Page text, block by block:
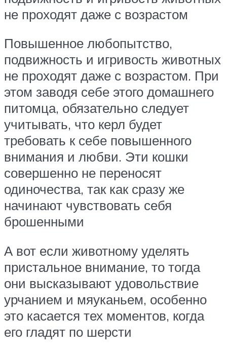
не проходят даже с возрастом
Повышенное любопытство,
подвижность и игривость животных
не проходят даже с возрастом. При
этом заводя себе этого домашнего
питомца, обязательно следует
учитывать, что керл будет
требовать к себе повышенного
внимания и любви. Эти кошки
совершенно не переносят
одиночества, так как сразу же
начинают чувствовать себя
брошенными
А вот если животному уделять
пристальное внимание, то тогда
они высказывают удовольствие
урчанием и мяуканьем, особенно
это касается тех моментов, когда
его гладят по шерсти